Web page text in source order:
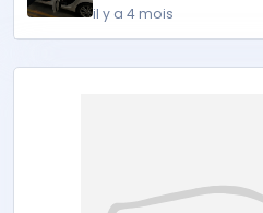
il y a 4 mois